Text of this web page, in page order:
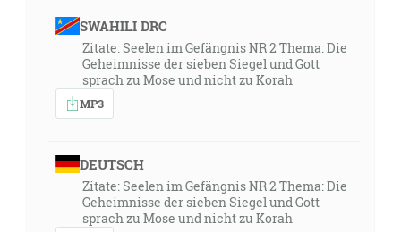
SWAHILI DRC
Zitate: Seelen im Gefängnis NR 2 Thema: Die
Geheimnisse der sieben Siegel und Gott
sprach zu Mose und nicht zu Korah
MP3
DEUTSCH
Zitate: Seelen im Gefängnis NR 2 Thema: Die
Geheimnisse der sieben Siegel und Gott
sprach zu Mose und nicht zu Korah